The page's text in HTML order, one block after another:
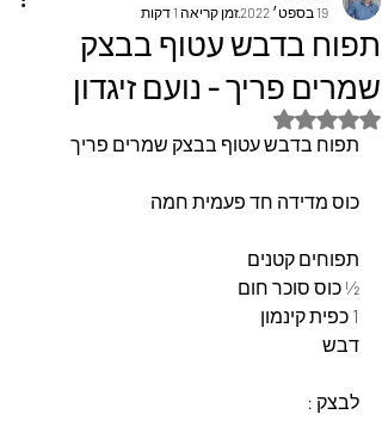
תפוח בדבש עטוף בבצק
שמרים פריך - נועם זיגדון
19 בספט׳ 2022
זמן קריאה 1 דקות
דירוג של NaN מתוך 5 כוכבים
תפוח בדבש עטוף בבצק שמרים פריך
כוס מדידה חד פעמית חמה
תפוחים קטנים
½ כוס סוכר חום
1 כפית קינמון
דבש
לבצק :